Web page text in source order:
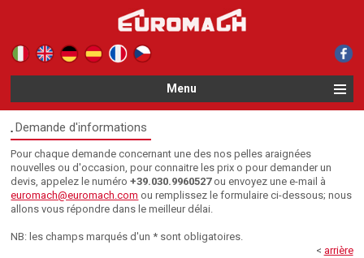
Menu
Demande d'informations
Pour chaque demande concernant une des nos pelles araignées
nouvelles ou d'occasion, pour connaitre les prix o pour demander un
devis, appelez le numéro+39.030.9960527ou envoyez une e-mail à
euromach@euromach.com ou remplissez le formulaire ci-dessous; nous
allons vous répondre dans le meilleur délai.
NB: les champs marqués d'un * sont obligatoires.
< arrière
Informativa sulla raccolta
Le tue preferenze relative alla privacy